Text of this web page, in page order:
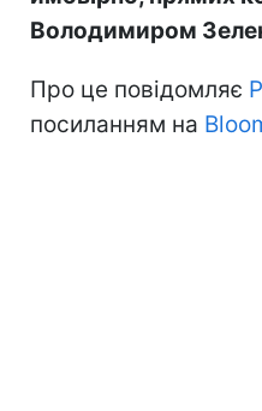
Володимиром
Про це повідомляє
посиланням на